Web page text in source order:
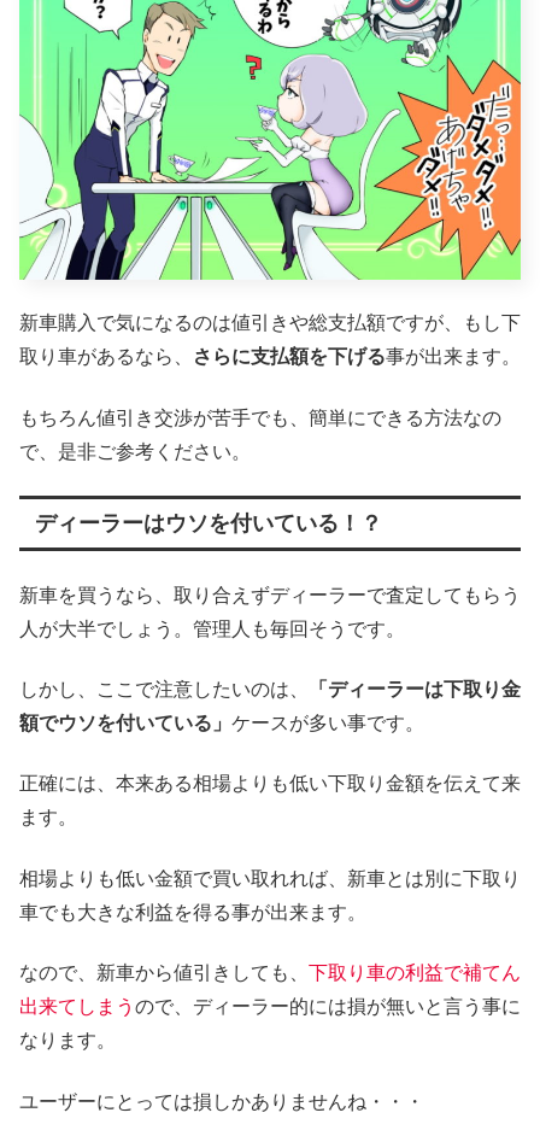
新車購入で気になるのは値引きや総支払額ですが、もし下
取り車があるなら、
さらに支払額を下げる事が出来ます。
もちろん値引き交渉が苦手でも、簡単にできる方法なの
で、是非ご参考ください。
ディーラーはウソを付いている！？
新車を買うなら、取り合えずディーラーで査定してもらう
人が大半でしょう。管理人も毎回そうです。
しかし、ここで注意したいのは、
「ディーラーは下取り金
額でウソを付いている」 ケースが多い事です。
正確には、本来ある相場よりも低い下取り金額を伝えて来
ます。
相場よりも低い金額で買い取れれば、新車とは別に下取り
車でも大きな利益を得る事が出来ます。
なので、新車から値引きしても、 下取り車の利益で補てん
出来てしまう ので、ディーラー的には損が無いと言う事に
なります。
ユーザーにとっては損しかありませんね・・・